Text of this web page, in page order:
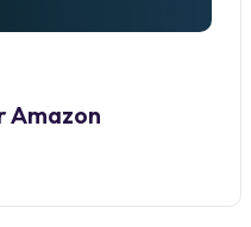
Amazon